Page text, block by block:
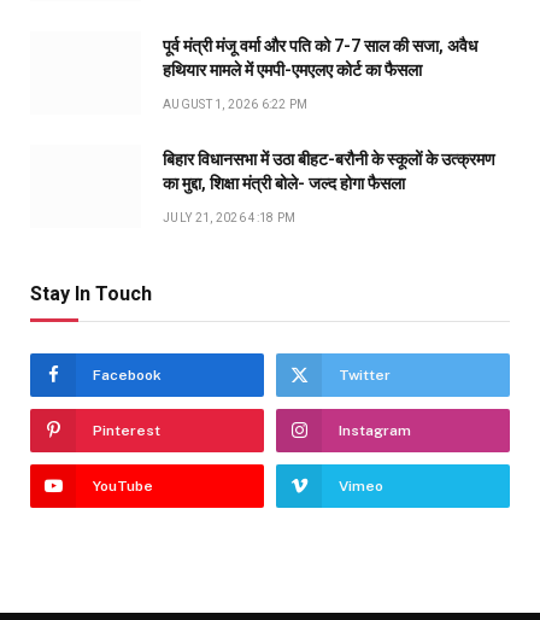
पूर्व मंत्री मंजू वर्मा और पति को 7-7 साल की सजा, अवैध
हथियार मामले में एमपी-एमएलए कोर्ट का फैसला
AUGUST 1, 2026 6:22 PM
बिहार विधानसभा में उठा बीहट-बरौनी के स्कूलों के उत्क्रमण
का मुद्दा, शिक्षा मंत्री बोले- जल्द होगा फैसला
JULY 21, 2026 4:18 PM
Stay In Touch
Facebook Twitter
Pinterest Instagram
YouTube Vimeo